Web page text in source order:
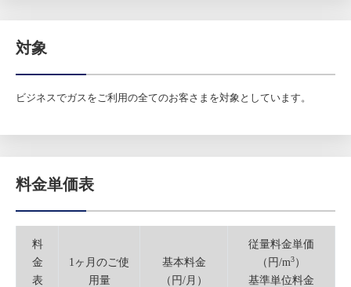
対象
ビジネスでガスをご利用の全てのお客さまを対象としています。
料金単価表
料
金
表
1ヶ月のご使
用量
基本料金
（円/月）
従量料金単価
（円/m3）
基準単位料金